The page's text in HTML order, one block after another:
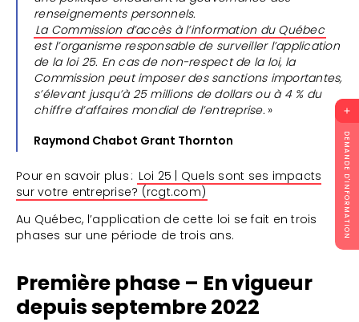
DEMANDE D'INFORMATION
renseignements personnels.
La Commission d’accès à l’information du Québec
est l’organisme responsable de surveiller l’application
de la loi 25. En cas de non-respect de la loi, la
Commission peut imposer des sanctions importantes,
s’élevant jusqu’à 25 millions de dollars ou à 4 % du
chiffre d’affaires mondial de l’entreprise. »
Raymond Chabot Grant Thornton
Pour en savoir plus : Loi 25 | Quels sont ses impacts
sur votre entreprise? (rcgt.com)
Au Québec, l’application de cette loi se fait en trois
phases sur une période de trois ans.
Première phase – En vigueur
depuis septembre 2022